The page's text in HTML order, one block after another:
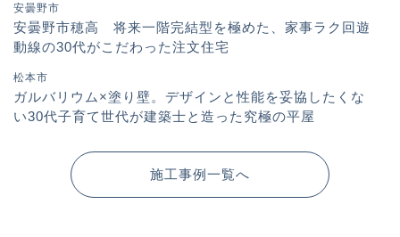
安曇野市
安曇野市穂高 将来一階完結型を極めた、家事ラク回遊
動線の30代がこだわった注文住宅
松本市
ガルバリウム×塗り壁。デザインと性能を妥協したくな
い30代子育て世代が建築士と造った究極の平屋
施工事例一覧へ